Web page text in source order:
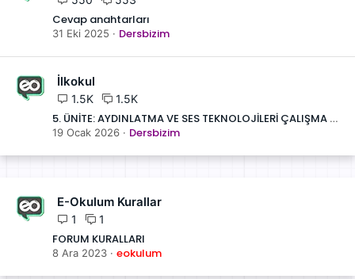
Cevap anahtarları
31 Eki 2025 Dersbizim
İlkokul
1.5K 1.5K
5. ÜNİTE: AYDINLATMA VE SES TEKNOLOJİLERİ ÇALIŞMA 2
19 Ocak 2026
Dersbizim
E-Okulum Kurallar
1 1
FORUM KURALLARI
8 Ara 2023 eokulum